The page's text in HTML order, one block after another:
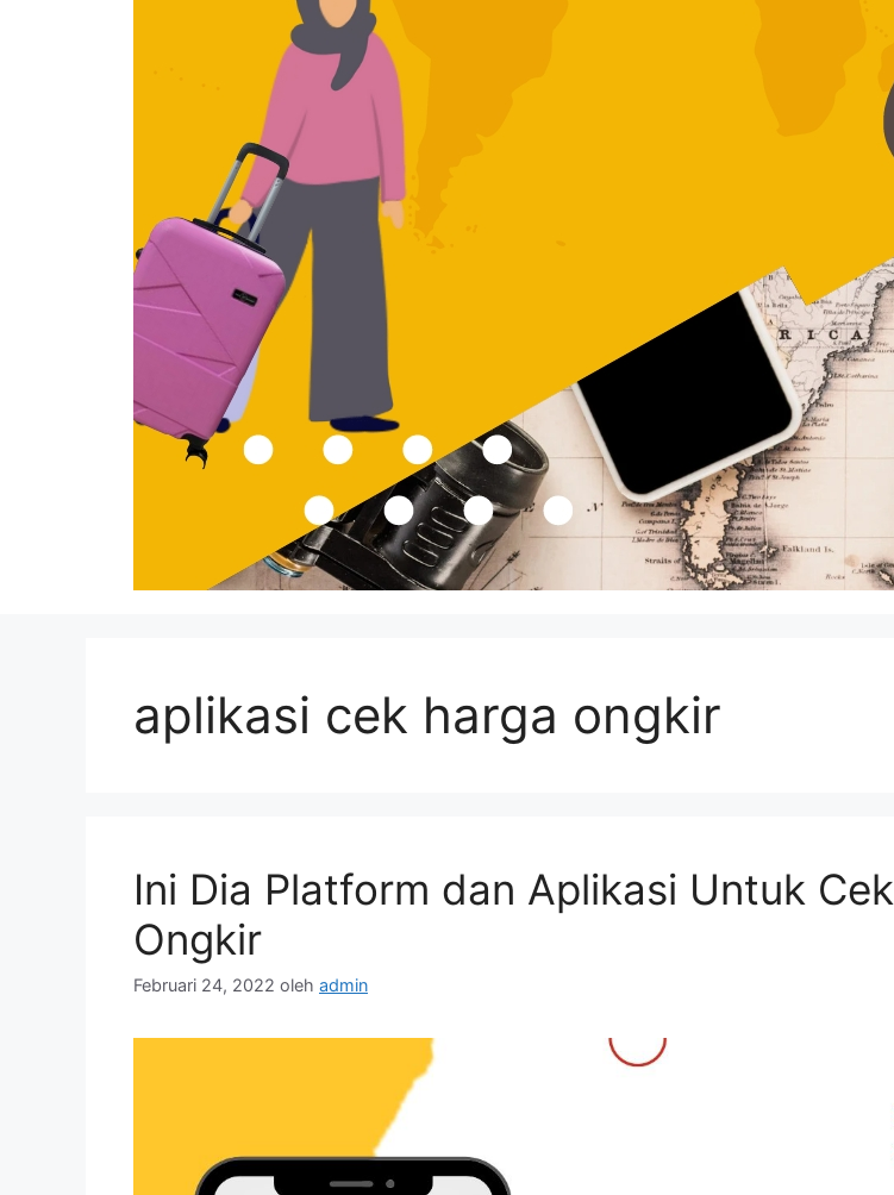
aplikasi cek harga ongkir
Ini Dia Platform dan Aplikasi Untuk Cek
Ongkir
Februari 24, 2022 oleh admin